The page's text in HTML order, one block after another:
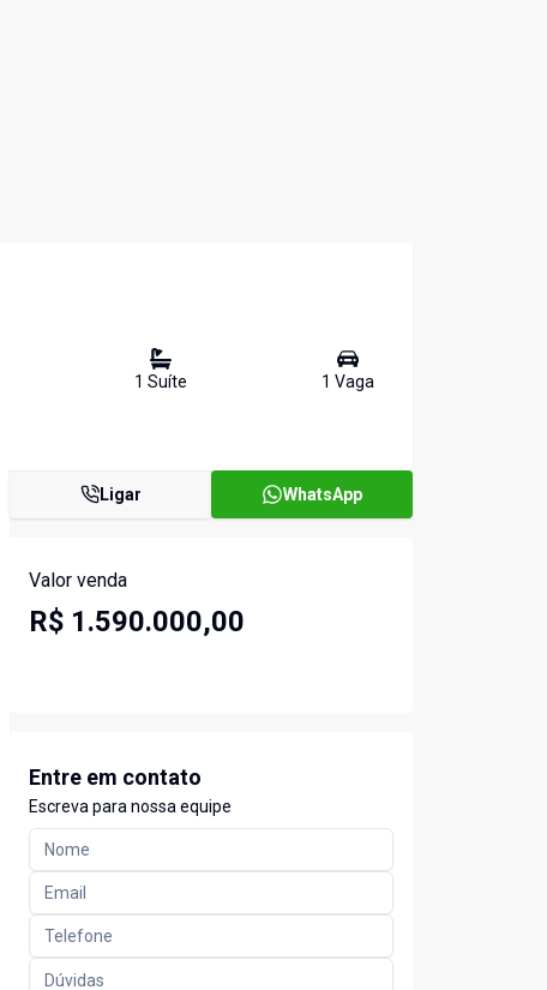
1 Suíte 1 Vaga
Ligar WhatsApp
Valor venda
R$ 1.590.000,00
Entre em contato
Escreva para nossa equipe